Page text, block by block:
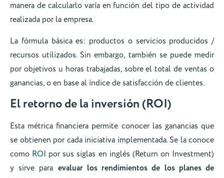
manera de calcularlo varía en función del tipo de actividad
realizada por la empresa.
La fórmula básica es: productos o servicios producidos /
recursos utilizados. Sin embargo, también se puede medir
por objetivos u horas trabajadas, sobre el total de ventas o
ganancias, o en base al índice de satisfacción de clientes.
El retorno de la inversión (ROI)
Esta métrica financiera permite conocer las ganancias que
se obtienen por cada iniciativa implementada. Se la conoce
como ROI por sus siglas en inglés (Return on Investment)
y sirve para evaluar los rendimientos de los planes de